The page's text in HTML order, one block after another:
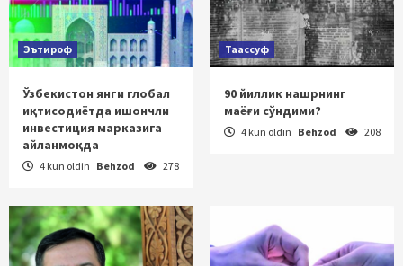
Эътироф
Ўзбекистон янги глобал
иқтисодиётда ишончли
инвестиция марказига
айланмоқда
4 kun oldin Behzod 278
Таассуф
90 йиллик нашрнинг
маёғи сўндими?
4 kun oldin Behzod 208